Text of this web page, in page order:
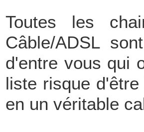
Toutes les
Câble/ADSL
d'entre vous qui
liste risque
en un véritable